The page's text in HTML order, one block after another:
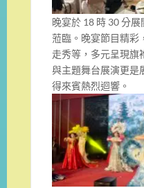
晚宴於 18 時 30 分
蒞臨。晚宴節目精彩
走秀等，多元呈現旗
與主題舞台展演更是
得來賓熱烈迴響。